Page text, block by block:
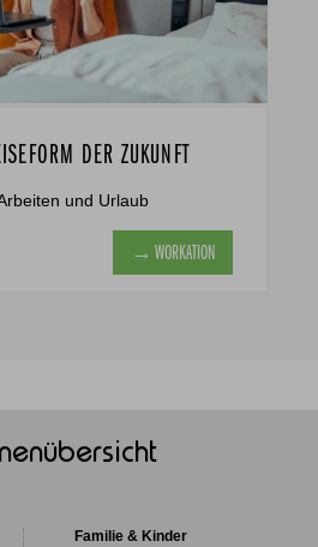
DER ZUKUNFT
und Urlaub
→ WORKATION
Familie & Kinder